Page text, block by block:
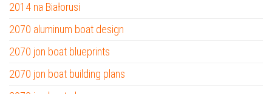
2014 na Białorusi
2070 aluminum boat design
2070 jon boat blueprints
2070 jon boat building plans